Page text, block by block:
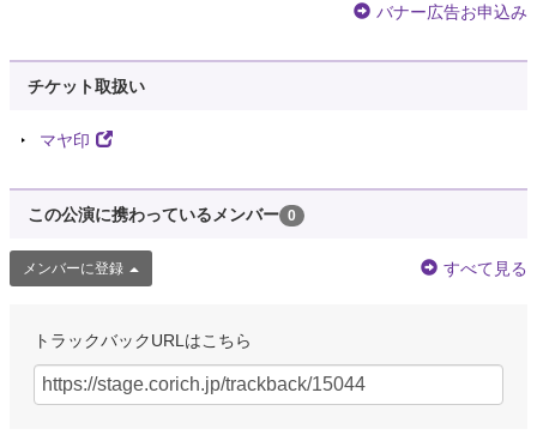
バナー広告お申込み
チケット取扱い
マヤ印
この公演に携わっているメンバー 0
メンバーに登録 すべて見る
トラックバックURLはこちら